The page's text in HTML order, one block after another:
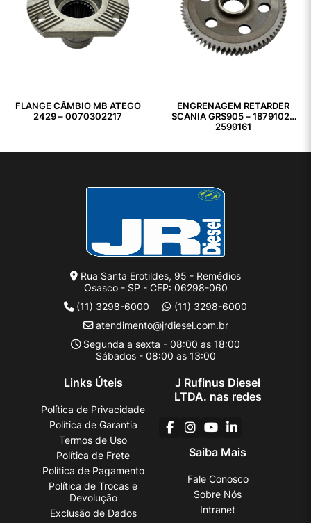
FLANGE CÂMBIO MB ATEGO
2429 – 0070302217
ENGRENAGEM RETARDER
SCANIA GRS905 – 1879102 /
2599161
Rua Santa Erotildes, 95 - Remédios
Osasco - SP - CEP: 06298-060
(11) 3298-6000
(11) 3298-6000
atendimento@jrdiesel.com.br
Segunda a sexta - 08:00 as 18:00
Sábados - 08:00 as 13:00
Links Úteis
Política de Privacidade
Política de Garantia
Termos de Uso
Política de Frete
Política de Pagamento
Política de Trocas e
Devolução
Exclusão de Dados
J Rufinus Diesel
LTDA. nas redes
Saiba Mais
Fale Conosco
Sobre Nós
Intranet